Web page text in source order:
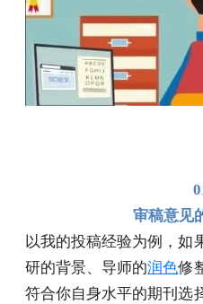
审稿意见
以我的投稿经验为例，如
研的背景、导师的润色修
符合你自身水平的期刊选